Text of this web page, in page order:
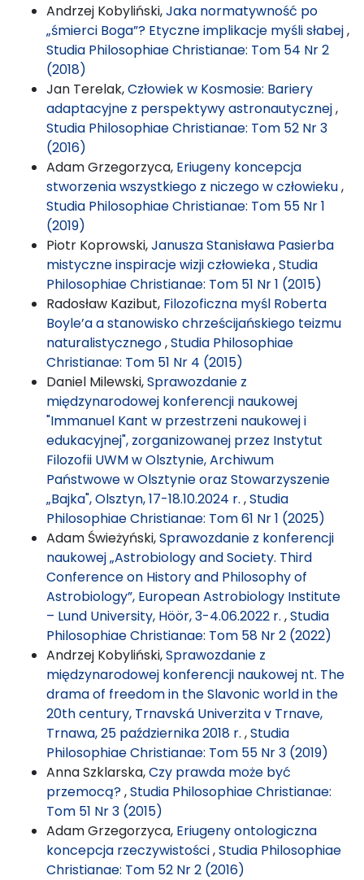
Andrzej Kobyliński,Jaka normatywność po
„śmierci Boga”? Etyczne implikacje myśli słabej,
Studia Philosophiae Christianae: Tom 54 Nr 2
(2018)
Jan Terelak,Człowiek w Kosmosie: Bariery
adaptacyjne z perspektywy astronautycznej,
Studia Philosophiae Christianae: Tom 52 Nr 3
(2016)
Adam Grzegorzyca, Eriugeny koncepcja
stworzenia wszystkiego z niczego w człowieku,
Studia Philosophiae Christianae: Tom 55 Nr 1
(2019)
Piotr Koprowski,Janusza Stanisława Pasierba
mistyczne inspiracje wizji człowieka,Studia
Philosophiae Christianae: Tom 51 Nr 1 (2015)
Radosław Kazibut, Filozoficzna myśl Roberta
Boyle’a a stanowisko chrześcijańskiego teizmu
naturalistycznego,Studia Philosophiae
Christianae: Tom 51 Nr 4 (2015)
Daniel Milewski,Sprawozdanie z
międzynarodowej konferencji naukowej
"Immanuel Kant w przestrzeni naukowej i
edukacyjnej", zorganizowanej przez Instytut
Filozofii UWM w Olsztynie, Archiwum
Państwowe w Olsztynie oraz Stowarzyszenie
„Bajka", Olsztyn, 17-18.10.2024 r. ,Studia
Philosophiae Christianae: Tom 61 Nr 1 (2025)
Adam Świeżyński,Sprawozdanie z konferencji
naukowej „Astrobiology and Society. Third
Conference on History and Philosophy of
Astrobiology”, European Astrobiology Institute
– Lund University, Höör, 3-4.06.2022 r. ,Studia
Philosophiae Christianae: Tom 58 Nr 2 (2022)
Andrzej Kobyliński,Sprawozdanie z
międzynarodowej konferencji naukowej nt. The
drama of freedom in the Slavonic world in the
20th century, Trnavská Univerzita v Trnave,
Trnawa, 25 października 2018 r. ,Studia
Philosophiae Christianae: Tom 55 Nr 3 (2019)
Anna Szklarska,Czy prawda może być
przemocą?,Studia Philosophiae Christianae:
Tom 51 Nr 3 (2015)
Adam Grzegorzyca, Eriugeny ontologiczna
koncepcja rzeczywistości,Studia Philosophiae
Christianae: Tom 52 Nr 2 (2016)